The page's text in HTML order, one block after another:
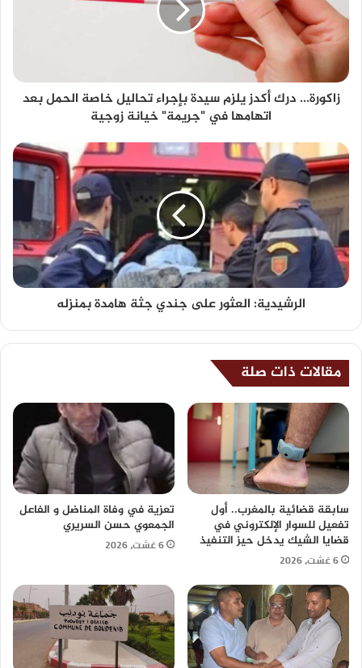
زاكورة... درك أكدز يلزم سيدة بإجراء تحاليل خاصة الحمل بعد
اتهامها في "جريمة" خيانة زوجية
الرشيدية: العثور على جندي جثة هامدة بمنزله
مقالات ذات صلة
سابقة قضائية بالمغرب.. أول
تفعيل للسوار الإلكتروني في
قضايا الشيك يدخل حيز التنفيذ
6 غشت، 2026
تعزية في وفاة المناضل و الفاعل
الجمعوي حسن السريري
6 غشت، 2026